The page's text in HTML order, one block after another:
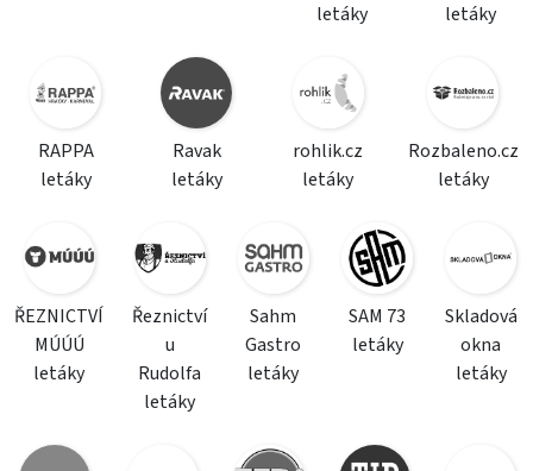
letáky
letáky
RAPPA
letáky
Ravak
letáky
rohlik.cz
letáky
Rozbaleno.cz
letáky
ŘEZNICTVÍ
MÚÚÚ
letáky
Řeznictví
u
Rudolfa
letáky
Sahm
Gastro
letáky
SAM 73
letáky
Skladová
okna
letáky